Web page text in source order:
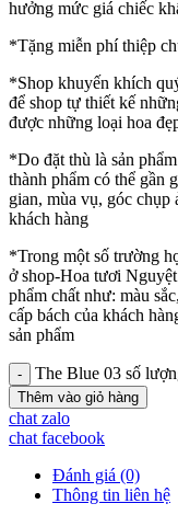
hưởng mức giá chiếc
*Tặng miễn phí thiệp
*Shop khuyến khích
để shop tự thiết kế
được những loại hoa
*Do đặt thù là sản
thành phẩm có thể gần
gian, mùa vụ, góc chụp
khách hàng
*Trong một số trường
ở shop-Hoa tươi
phẩm chất như: màu
cấp bách của khách
sản phẩm
The Blue 03 số
Thêm vào giỏ hàng
chat zalo
chat facebook
Đánh giá (0)
Thông tin liên hệ